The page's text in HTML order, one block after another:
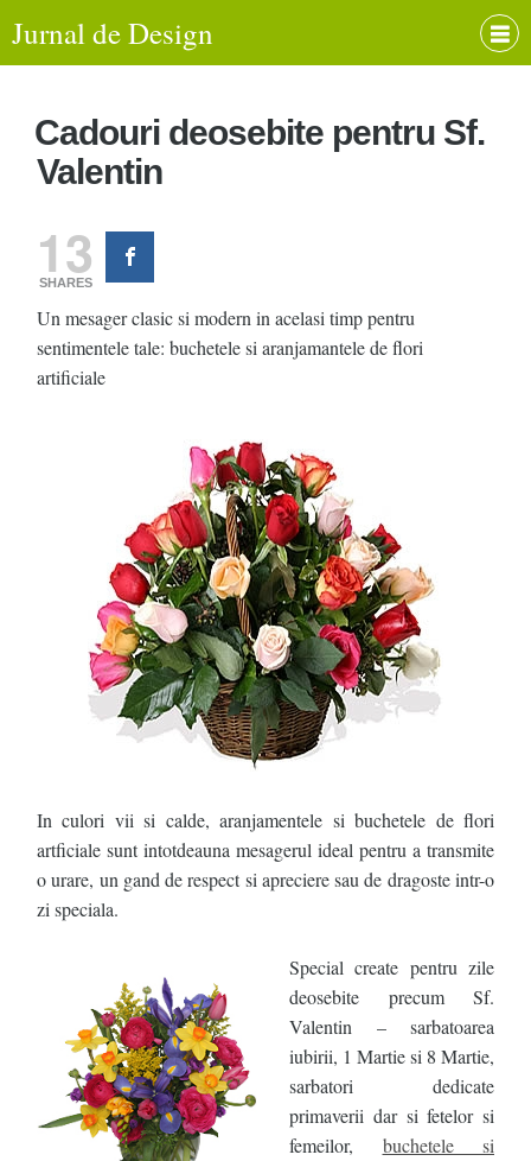
Jurnal de Design
Cadouri deosebite pentru Sf.
Valentin
13
SHARES
Un mesager clasic si modern in acelasi timp pentru
sentimentele tale: buchetele si aranjamantele de flori
artificiale
In culori vii si calde, aranjamentele si buchetele de flori
artficiale sunt intotdeauna mesagerul ideal pentru a transmite
o urare, un gand de respect si apreciere sau de dragoste intr-o
zi speciala.
Special create pentru zile
deosebite precum Sf.
Valentin – sarbatoarea
iubirii, 1 Martie si 8 Martie,
sarbatori dedicate
primaverii dar si fetelor si
femeilor, buchetele si